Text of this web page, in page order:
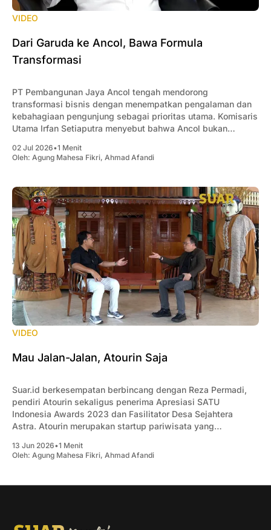
VIDEO
Dari Garuda ke Ancol, Bawa Formula
Transformasi
PT Pembangunan Jaya Ancol tengah mendorong
transformasi bisnis dengan menempatkan pengalaman dan
kebahagiaan pengunjung sebagai prioritas utama. Komisaris
Utama Irfan Setiaputra menyebut bahwa Ancol bukan
pengalaman yang membuat pengunjung ingin kembali.
Menurutnya, keberhasilan transformasi tidak hanya
perubahan
02 Jul 2026•1 Menit
Oleh: Agung Mahesa Fikri, Ahmad Afandi
VIDEO
Mau Jalan-Jalan, Atourin Saja
Suar.id berkesempatan berbincang dengan Reza Permadi,
pendiri Atourin sekaligus penerima Apresiasi SATU
Indonesia Awards 2023 dan Fasilitator Desa Sejahtera
Astra. Atourin merupakan startup pariwisata yang
pengelolaan destinasi wisata di berbagai daerah di
Indonesia. Dalam wawancara tersebut, Reza
Desa
13 Jun 2026•1 Menit
Oleh: Agung Mahesa Fikri, Ahmad Afandi